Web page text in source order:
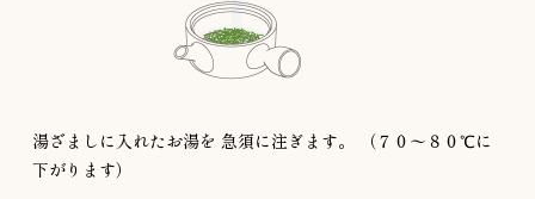
湯ざましに入れたお湯を 急須に注ぎます。
（７０〜８０℃に
下がります）